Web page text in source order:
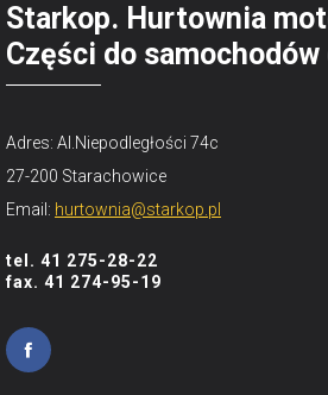
Starkop. Hurtownia
Części do
Adres: Al.Niepodległości 74c
27-200 Starachowice
Email: hurtownia@starkop.pl
tel. 41 275-28-22
fax. 41 274-95-19